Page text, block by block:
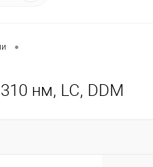
•
нм, LC, DDM